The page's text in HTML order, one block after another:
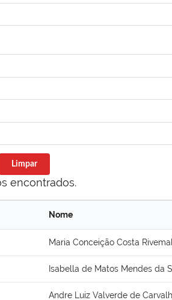
Limpar
encontrados.
Nome
Maria Conceição Costa
Isabella de Matos Mendes da
Andre Luiz Valverde de